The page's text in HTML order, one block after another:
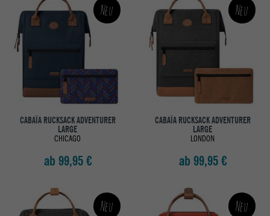
Neu
CABAÏA RUCKSACK ADVENTURER
LARGE
CHICAGO
ab 99,95 €
Neu
CABAÏA RUCKSACK ADVENTURER
LARGE
LONDON
ab 99,95 €
Neu Neu